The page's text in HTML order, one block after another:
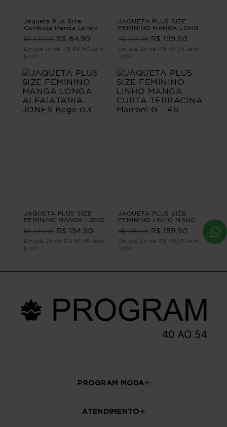
Jaqueta Plus Size
Camboja Manga Longa
R$ 239,90 R$ 84,90
Em até 1x de R$ 84,90 sem
juros
JAQUETA PLUS SIZE
FEMININO MANGA LONGA
ALFAIATARIA ABRIGO
Bege G
R$ 254,90 R$ 199,90
Em até 2x de R$ 99,95 sem
juros
JAQUETA PLUS SIZE
FEMININO MANGA LONGA
ALFAIATARIA JONES
Bege G3
R$ 244,90 R$ 194,90
Em até 2x de R$ 97,45 sem
juros
JAQUETA PLUS SIZE
FEMININO LINHO MANGA
CURTA TERRACINA
Marrom G - 46
R$ 249,90 R$ 159,90
Em até 2x de R$ 79,95 sem
juros